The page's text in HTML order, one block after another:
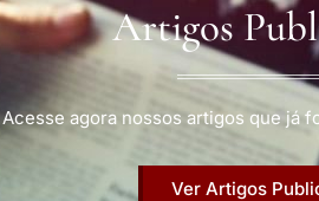
Artigos
Acesse agora nossos artigos que já
Ver Artigos